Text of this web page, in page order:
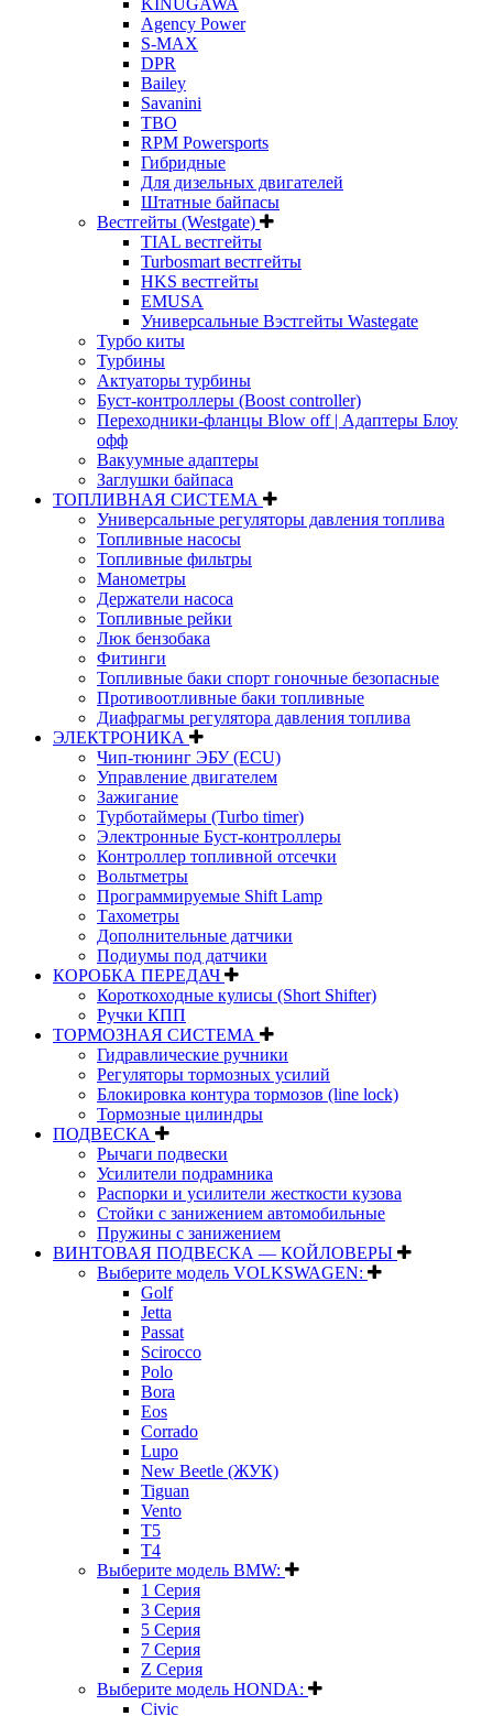
KINUGAWA
Agency Power
S-MAX
DPR
Bailey
Savanini
TBO
RPM Powersports
Гибридные
Для дизельных двигателей
Штатные байпасы
Вестгейты (Westgate)
TIAL вестгейты
Turbosmart вестгейты
HKS вестгейты
EMUSA
Универсальные Вэстгейты Wastegate
Турбо киты
Турбины
Актуаторы турбины
Буст-контроллеры (Boost controller)
Переходники-фланцы Blow off | Адаптеры Блоу
офф
Вакуумные адаптеры
Заглушки байпаса
ТОПЛИВНАЯ СИСТЕМА
Универсальные регуляторы давления топлива
Топливные насосы
Топливные фильтры
Манометры
Держатели насоса
Топливные рейки
Люк бензобака
Фитинги
Топливные баки спорт гоночные безопасные
Противоотливные баки топливные
Диафрагмы регулятора давления топлива
ЭЛЕКТРОНИКА
Чип-тюнинг ЭБУ (ECU)
Управление двигателем
Зажигание
Турботаймеры (Turbo timer)
Электронные Буст-контроллеры
Контроллер топливной отсечки
Вольтметры
Программируемые Shift Lamp
Тахометры
Дополнительные датчики
Подиумы под датчики
КОРОБКА ПЕРЕДАЧ
Короткоходные кулисы (Short Shifter)
Ручки КПП
ТОРМОЗНАЯ СИСТЕМА
Гидравлические ручники
Регуляторы тормозных усилий
Блокировка контура тормозов (line lock)
Тормозные цилиндры
ПОДВЕСКА
Рычаги подвески
Усилители подрамника
Распорки и усилители жесткости кузова
Стойки с занижением автомобильные
Пружины с занижением
ВИНТОВАЯ ПОДВЕСКА — КОЙЛОВЕРЫ
Выберите модель VOLKSWAGEN:
Golf
Jetta
Passat
Scirocco
Polo
Bora
Eos
Corrado
Lupo
New Beetle (ЖУК)
Tiguan
Vento
T5
T4
Выберите модель BMW:
1 Серия
3 Серия
5 Серия
7 Серия
Z Серия
Выберите модель HONDA:
Civic